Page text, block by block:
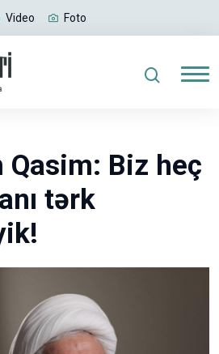
Video Foto
Qasim: Biz heç
tərk